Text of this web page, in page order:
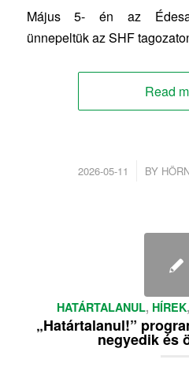
Május 5- én az
ünnepeltük az SHF
Read
2026-05-11
/ BY
HATÁRTALANUL, HÍREK,
„Határtalanul!”
negyedik és